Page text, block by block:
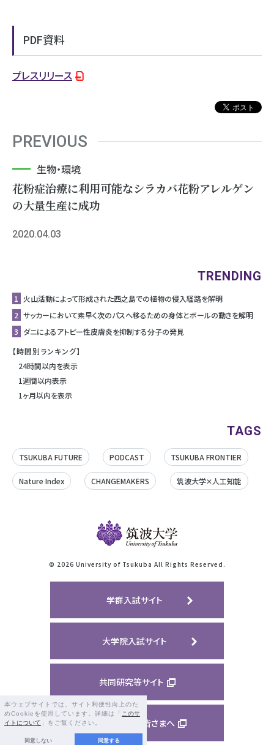
本ウェブサイトでは、サイト利便性向上のた
めCookieを使用しています。詳細は「 このサ
イトについて 」をご覧ください。
同意しない 同意する
PDF資料
プレスリリース
PREVIOUS
生物・環境
花粉症治療に利用可能なシラカバ花粉アレルゲン
の大量生産に成功
2020.04.03
TRENDING
1 ⽕⼭活動によって形成された⻄之島での植物の侵⼊経路を解明
2 サッカーにおいて素早く次のパスへ移るための身体とボールの動きを解明
3 ダニによるアトピー性皮膚炎を抑制する分子の発見
【時間別ランキング】
24時間以内を表示
1週間以内表示
1ヶ月以内を表示
TAGS
TSUKUBA FUTURE PODCAST TSUKUBA FRONTIER
Nature Index CHANGEMAKERS 筑波大学✕人工知能
© 2026 University of Tsukuba All Rights Reserved.
学群入試サイト
大学院入試サイト
共同研究等サイト
ご支援くださる皆さまへ